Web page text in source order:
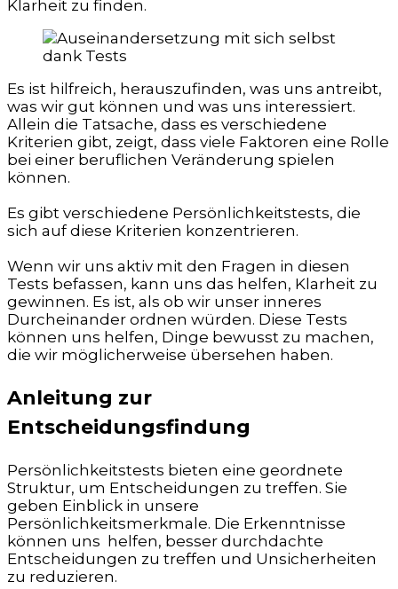
Klarheit zu finden.
Es ist hilfreich, herauszufinden, was uns antreibt,
was wir gut können und was uns interessiert.
Allein die Tatsache, dass es verschiedene
Kriterien gibt, zeigt, dass viele Faktoren eine Rolle
bei einer beruflichen Veränderung spielen
können.
Es gibt verschiedene Persönlichkeitstests, die
sich auf diese Kriterien konzentrieren.
Wenn wir uns aktiv mit den Fragen in diesen
Tests befassen, kann uns das helfen, Klarheit zu
gewinnen. Es ist, als ob wir unser inneres
Durcheinander ordnen würden. Diese Tests
können uns helfen, Dinge bewusst zu machen,
die wir möglicherweise übersehen haben.
Anleitung zur
Entscheidungsfindung
Persönlichkeitstests bieten eine geordnete
Struktur, um Entscheidungen zu treffen. Sie
geben Einblick in unsere
Persönlichkeitsmerkmale. Die Erkenntnisse
können uns helfen, besser durchdachte
Entscheidungen zu treffen und Unsicherheiten
zu reduzieren.